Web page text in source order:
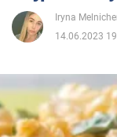
Rozrywka
Polityka
Iryna
14.06.2023